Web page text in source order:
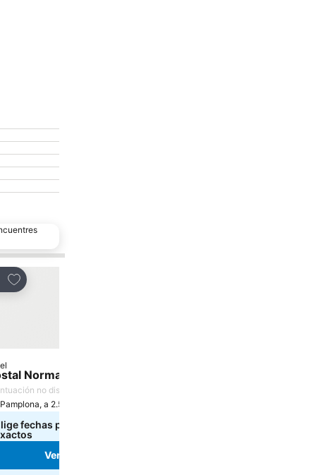
Agregar a favoritos
Normandie
no disponible
Pamplona, a 2.5 km de: Centro de la ciudad
fechas para ver los precios
Ver precios